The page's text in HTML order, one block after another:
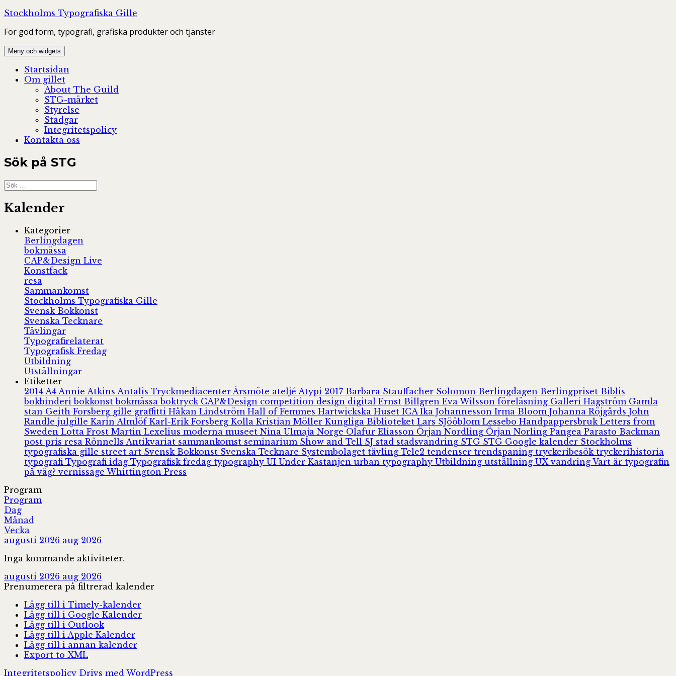
Hoppa
innehåll
Stockholms Typografiska Gille
För god form, typografi, grafiska produkter och tjänster
Meny och widgets
Startsidan
Om gillet
About The Guild
STG-märket
Styrelse
Stadgar
Integritetspolicy
Kontakta oss
Sök på STG
Sök
efter:
Kalender
Kategorier
Berlingdagen
bokmässa
CAP&Design Live
Konstfack
resa
Sammankomst
Stockholms Typografiska Gille
Svensk Bokkonst
Svenska Tecknare
Tävlingar
Typografirelaterat
Typografisk Fredag
Utbildning
Utställningar
Etiketter
2014 A4 Annie Atkins Antalis Tryckmediacenter Årsmöte ateljé Atypi 2017 Barbara Stauffacher Solomon Berlingdagen Berlingpriset Biblis
bokbinderibokkonstbokmässaboktryck CAP&Design competition design digital Ernst Billgren Eva Wilsson föreläsning Galleri Hagström Gamla
stan Geith Forsberg gille graffitti Håkan Lindström Hall of Femmes Hartwickska Huset ICA Ika Johannesson Irma Bloom Johanna Röjgårds John
Randle julgille Karin Almlöf Karl-Erik Forsberg Kolla Kristian Möller Kungliga Biblioteket Lars SJööblom Lessebo Handpappersbruk Letters from
Sweden Lotta Frost Martin Lexelius moderna museet Nina Ulmaja Norge Olafur Eliasson Örjan Nordling Örjan Norling Pangea Parasto Backman
post pris resa Rönnells Antikvariat sammankomst seminarium Show and Tell SJ stad stadsvandring STG STG Google kalender Stockholms
typografiska gille street art Svensk Bokkonst Svenska Tecknare Systembolaget tävling Tele2 tendenser trendspaning tryckeribesök tryckerihistoria
typografi Typografi idag Typografisk fredag typography UI Under Kastanjen urban typography Utbildning utställning UXvandring Vart är typografin
på väg?vernissage Whittington Press
Program
Program
Dag
Månad
Vecka
augusti 2026 aug 2026
Inga kommande aktiviteter.
augusti 2026 aug 2026
Prenumerera på filtrerad kalender
Lägg till i Timely-kalender
Lägg till i Google Kalender
Lägg till i Outlook
Lägg till i Apple Kalender
Lägg till i annan kalender
Export to XML
Integritetspolicy Drivs med WordPress